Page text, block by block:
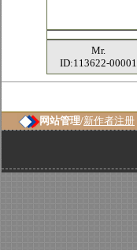
Mr.
ID:113622-00001
网站管理/新作者注册